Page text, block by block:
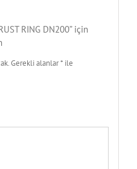
RING DN200” için
Gerekli alanlar*ile